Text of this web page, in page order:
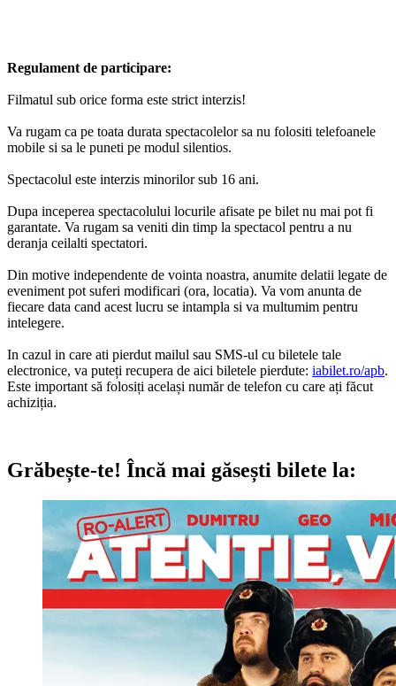
Regulament de participare:
Filmatul sub orice forma este strict interzis!
Va rugam ca pe toata durata spectacolelor sa nu folositi telefoanele
mobile si sa le puneti pe modul silentios.
Spectacolul este interzis minorilor sub 16 ani.
Dupa inceperea spectacolului locurile afisate pe bilet nu mai pot fi
garantate. Va rugam sa veniti din timp la spectacol pentru a nu
deranja ceilalti spectatori.
Din motive independente de vointa noastra, anumite delatii legate de
eveniment pot suferi modificari (ora, locatia). Va vom anunta de
fiecare data cand acest lucru se intampla si va multumim pentru
intelegere.
In cazul in care ati pierdut mailul sau SMS-ul cu biletele tale
electronice, va puteți recupera de aici biletele pierdute: iabilet.ro/apb.
Este important să folosiți același număr de telefon cu care ați făcut
achiziția.
Grăbește-te! Încă mai găsești bilete la: